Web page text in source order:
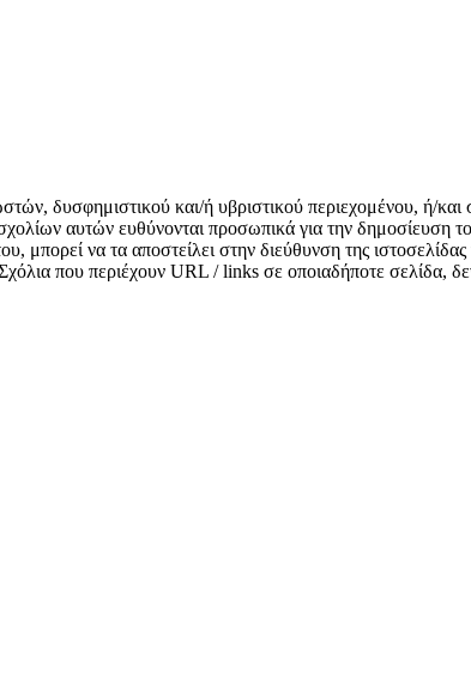
δυσφημιστικού και/ή υβριστικού περιεχομένου, ή/
αυτών ευθύνονται προσωπικά για την δημοσίευση
μπορεί να τα αποστείλει στην διεύθυνση της
που περιέχουν URL / links σε οποιαδήποτε σελίδα,